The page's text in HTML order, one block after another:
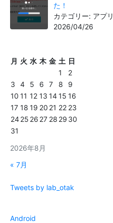
た！
カテゴリー: アプリ
2026/04/26
2026年8月
月 火 水 木 金 土 日
1
2
3
4 5 6 7 8
9
10 11 12 13 1415 16
17 18 19 20 21 22 23
2425 26 27 28 29 30
31
« 7月
Tweets by lab_otak
Android